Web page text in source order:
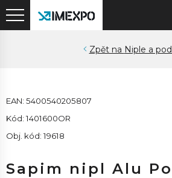
Niple a
EAN: 5400540205807
Kód: 1401600OR
Obj. kód: 19618
Sapim nipl Alu